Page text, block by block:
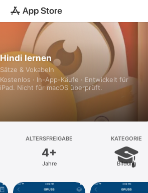
Hindi lernen
Sätze & Vokabeln
Kostenlos · In-App-Käufe · Entwickelt für
iPad. Nicht für macOS überprüft.
ALTERSFREIGABE
4+
Jahre
KATEGORIE
Bildung